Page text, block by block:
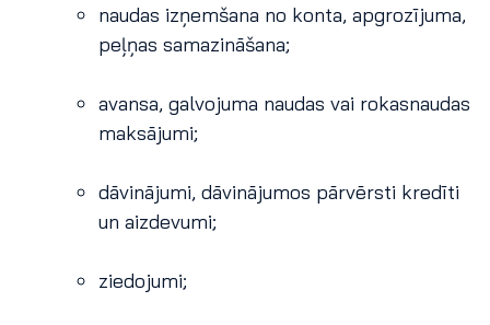
naudas izņemšana no konta, apgrozījuma,
peļņas samazināšana;
avansa, galvojuma naudas vai rokasnaudas
maksājumi;
dāvinājumi, dāvinājumos pārvērsti kredīti
un aizdevumi;
ziedojumi;